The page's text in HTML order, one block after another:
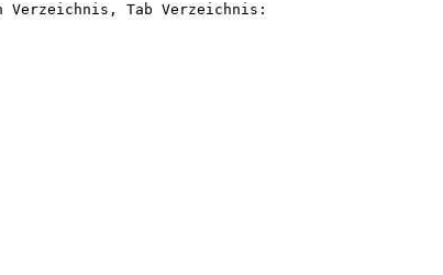
Verzeichnis, Tab Verzeichnis: